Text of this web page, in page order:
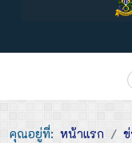
คุณอยู่ที่: หน้าแรก